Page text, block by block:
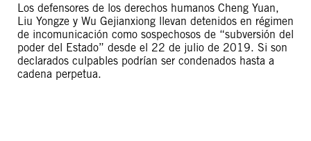
Los defensores de los derechos humanos Cheng Yuan,
Liu Yongze y Wu Gejianxiong llevan detenidos en régimen
de incomunicación como sospechosos de “subversión del
poder del Estado” desde el 22 de julio de 2019. Si son
declarados culpables podrían ser condenados hasta a
cadena perpetua.